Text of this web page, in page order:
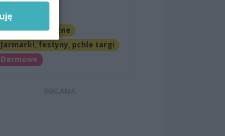
Marina
Imprezy cykliczne
Jarmarki, festyny, pchle targi
Darmowe